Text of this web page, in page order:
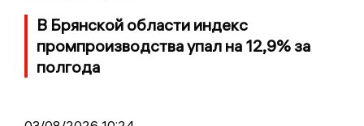
В Брянской области индекс
промпроизводства упал на 12,9% за
полгода